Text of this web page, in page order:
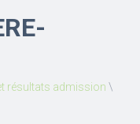
résultats admission \